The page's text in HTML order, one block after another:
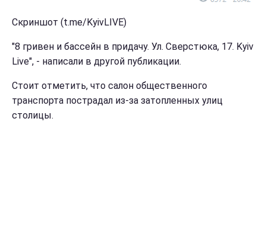
Скриншот (t.me/KyivLIVE)
"8 гривен и бассейн в придачу. Ул. Сверстюка, 17. Kyiv
Live", - написали в другой публикации.
Стоит отметить, что салон общественного
транспорта пострадал из-за затопленных улиц
столицы.